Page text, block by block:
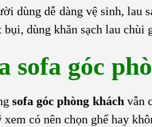
dùng dễ dàng vệ sinh, lau
dùng khăn sạch lau chùi
sofa góc
sofa góc phòng khách vẫn
có nên chọn ghế hay